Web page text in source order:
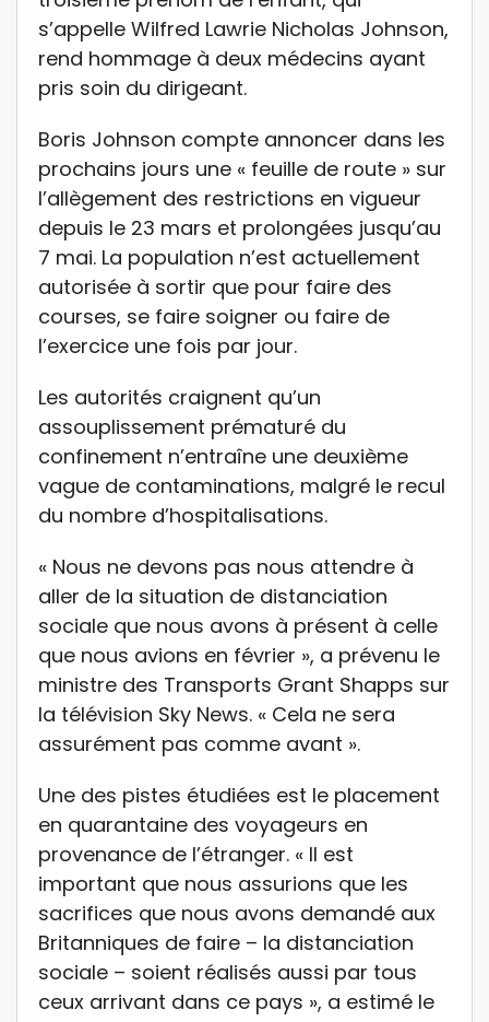
s’appelle Wilfred Lawrie Nicholas Johnson,
rend hommage à deux médecins ayant
pris soin du dirigeant.
Boris Johnson compte annoncer dans les
prochains jours une « feuille de route » sur
l’allègement des restrictions en vigueur
depuis le 23 mars et prolongées jusqu’au
7 mai. La population n’est actuellement
autorisée à sortir que pour faire des
courses, se faire soigner ou faire de
l’exercice une fois par jour.
Les autorités craignent qu’un
assouplissement prématuré du
confinement n’entraîne une deuxième
vague de contaminations, malgré le recul
du nombre d’hospitalisations.
« Nous ne devons pas nous attendre à
aller de la situation de distanciation
sociale que nous avons à présent à celle
que nous avions en février », a prévenu le
ministre des Transports Grant Shapps sur
la télévision Sky News. « Cela ne sera
assurément pas comme avant ».
Une des pistes étudiées est le placement
en quarantaine des voyageurs en
provenance de l’étranger. « Il est
important que nous assurions que les
sacrifices que nous avons demandé aux
Britanniques de faire – la distanciation
sociale – soient réalisés aussi par tous
ceux arrivant dans ce pays », a estimé le